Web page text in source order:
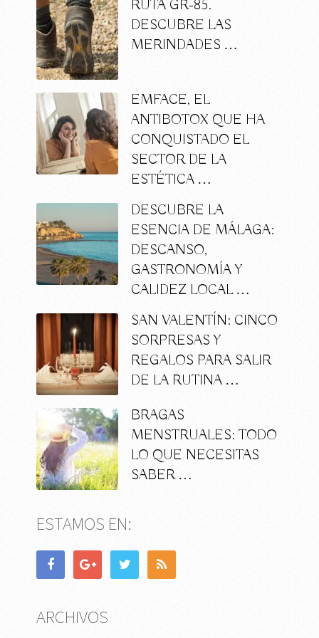
RUTA GR-85.
DESCUBRE LAS
MERINDADES …
EMFACE, EL
ANTIBOTOX QUE HA
CONQUISTADO EL
SECTOR DE LA
ESTÉTICA …
DESCUBRE LA
ESENCIA DE MÁLAGA:
DESCANSO,
GASTRONOMÍA Y
CALIDEZ LOCAL …
SAN VALENTÍN: CINCO
SORPRESAS Y
REGALOS PARA SALIR
DE LA RUTINA …
BRAGAS
MENSTRUALES: TODO
LO QUE NECESITAS
SABER …
ESTAMOS EN:
ARCHIVOS